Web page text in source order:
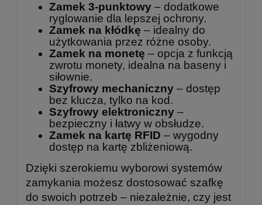
Zamek 3-punktowy – dodatkowe
ryglowanie dla lepszej ochrony.
Zamek na kłódkę – idealny do
użytkowania przez różne osoby.
Zamek na monetę – opcja z funkcją
zwrotu monety, idealna na baseny i
siłownie.
Szyfrowy mechaniczny – dostęp
bez klucza, tylko na kod.
Szyfrowy elektroniczny –
bezpieczny i łatwy w obsłudze.
Zamek na kartę RFID – wygodny
dostęp na kartę zbliżeniową.
Dzięki szerokiemu wyborowi systemów
zamykania możesz dostosować szafkę
do swoich potrzeb – niezależnie, czy jest